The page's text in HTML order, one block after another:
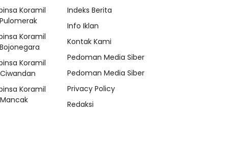
Koramil
Koramil
Koramil
Koramil
Indeks Berita
Info Iklan
Kontak Kami
Pedoman Media Siber
Pedoman Media Siber
Privacy Policy
Redaksi